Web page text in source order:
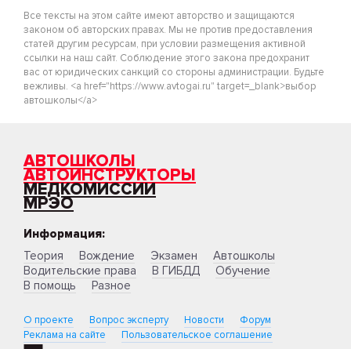
Все тексты на этом сайте имеют авторство и защищаются
законом об авторских правах. Мы не против предоставления
статей другим ресурсам, при условии размещения активной
ссылки на наш сайт. Соблюдение этого закона предохранит
вас от юридических санкций со стороны администрации. Будьте
вежливы. <a href="https://www.avtogai.ru" target=_blank>выбор
автошколы</a>
АВТОШКОЛЫ
АВТОИНСТРУКТОРЫ
МЕДКОМИССИИ
МРЭО
Информация:
Теория
Вождение Экзамен
Автошколы
Водительские права
В ГИБДД
Обучение
В помощь
Разное
О проекте Вопрос эксперту Новости
Форум
Реклама на сайте
Пользовательское соглашение